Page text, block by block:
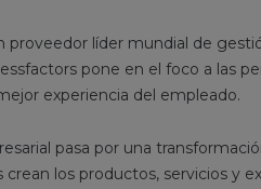
proveedor líder mundial de
pone en el foco a las
experiencia del empleado.
pasa por una
crean los productos, servicios y